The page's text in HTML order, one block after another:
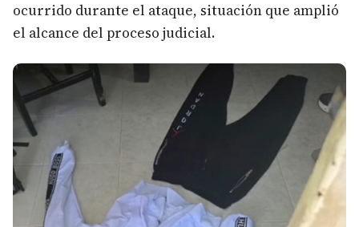
ocurrido durante el ataque, situación que amplió
el alcance del proceso judicial.